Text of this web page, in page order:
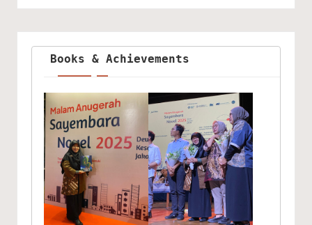
Books & Achievements